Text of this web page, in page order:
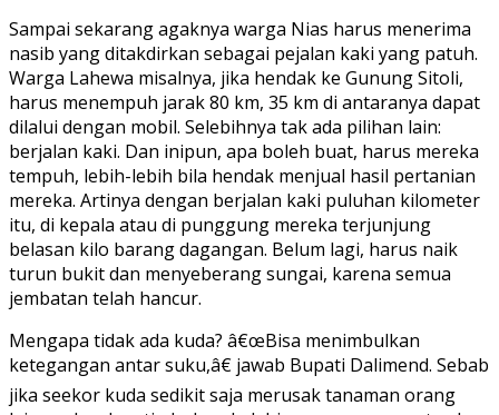
Sampai sekarang agaknya warga Nias harus menerima
nasib yang ditakdirkan sebagai pejalan kaki yang patuh.
Warga Lahewa misalnya, jika hendak ke Gunung Sitoli,
harus menempuh jarak 80 km, 35 km di antaranya dapat
dilalui dengan mobil. Selebihnya tak ada pilihan lain:
berjalan kaki. Dan inipun, apa boleh buat, harus mereka
tempuh, lebih-lebih bila hendak menjual hasil pertanian
mereka. Artinya dengan berjalan kaki puluhan kilometer
itu, di kepala atau di punggung mereka terjunjung
belasan kilo barang dagangan. Belum lagi, harus naik
turun bukit dan menyeberang sungai, karena semua
jembatan telah hancur.
Mengapa tidak ada kuda? â€œBisa menimbulkan
ketegangan antar suku,â€ jawab Bupati Dalimend. Sebab
jika seekor kuda sedikit saja merusak tanaman orang